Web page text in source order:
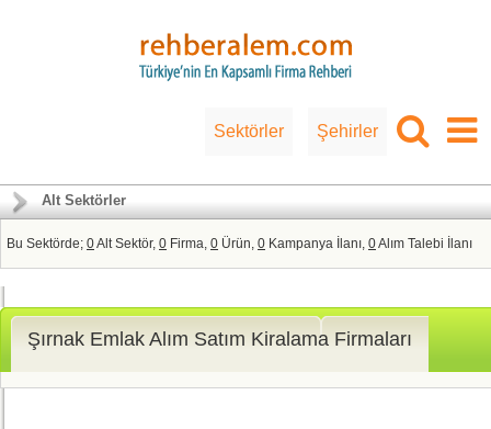
Sektörler Şehirler
Alt Sektörler
Bu Sektörde; 0Alt Sektör, 0 Firma, 0 Ürün, 0 Kampanya İlanı, 0Alım Talebi İlanı
Şırnak Emlak Alım Satım Kiralama Firmaları